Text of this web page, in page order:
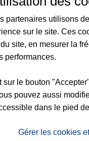
chat
Conseils animal
Protection
partenaires utilisons
sur le site. Ces
site, en mesurer la
performances.
sur le bouton
pouvez aussi
dans le pied
Gérer les cookies